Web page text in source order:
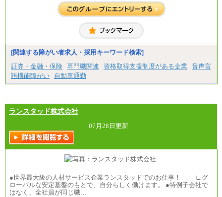
[関連する障がい者求人・採用キーワード検索]
証券・金融・保険 専門職関連 資格取得支援制度がある企業
音声言
語機能障がい
自動車通勤
ランスタッド株式会社
07月28日更新
●世界最大級の人材サービス企業ランスタッドでのお仕事！ ∟グ
ローバルな安定基盤のもとで、自分らしく働けます。 ●特例子会社で
はなく、全社員が同じ職…